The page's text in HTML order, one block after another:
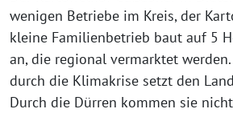
wenigen Betriebe im Kreis, der
kleine Familienbetrieb baut auf 5
an, die regional vermarktet
durch die Klimakrise setzt den
Durch die Dürren kommen sie